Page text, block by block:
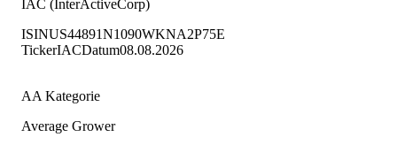
IAC (InterActiveCorp)
ISINUS44891N1090WKNA2P75E
TickerIACDatum08.08.2026
AA Kategorie
Average Grower